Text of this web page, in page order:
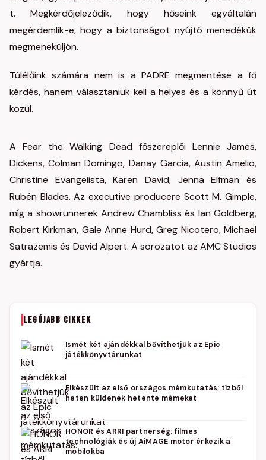
t. Megkérdőjeleződik, hogy hőseink egyáltalán
megérdemlik-e, hogy a biztonságot nyújtó menedékük
megmeneküljön.
Túlélőink számára nem is a PADRE megmentése a fő
kérdés, hanem választaniuk kell a helyes és a könnyű út
közül.
A Fear the Walking Dead főszereplői Lennie James,
Dickens, Colman Domingo, Danay Garcia, Austin Amelio,
Christine Evangelista, Karen David, Jenna Elfman és
Rubén Blades. Az executive producere Scott M. Gimple,
míg a showrunnerek Andrew Chambliss és Ian Goldberg,
Robert Kirkman, Gale Anne Hurd, Greg Nicotero, Michael
Satrazemis és David Alpert. A sorozatot az AMC Studios
gyártja.
LEGÚJABB CIKKEK
Ismét két ajándékkal bővíthetjük az Epic
játékkönyvtárunkat
Elkészült az első országos mémkutatás: tízből
heten küldenek hetente mémeket
HONOR és ARRI partnerség: filmes
technológiák és új AiMAGE motor érkezik a
mobilokba